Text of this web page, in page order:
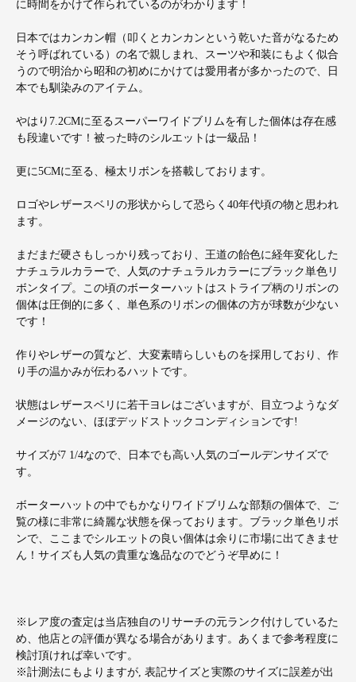
に時間をかけて作られているのがわかります！
日本ではカンカン帽（叩くとカンカンという乾いた音がなるため
そう呼ばれている）の名で親しまれ、スーツや和装にもよく似合
うので明治から昭和の初めにかけては愛用者が多かったので、日
本でも馴染みのアイテム。
やはり7.2CMに至るスーパーワイドブリムを有した個体は存在感
も段違いです！被った時のシルエットは一級品！
更に5CMに至る、極太リボンを搭載しております。
ロゴやレザースベリの形状からして恐らく40年代頃の物と思われ
ます。
まだまだ硬さもしっかり残っており、王道の飴色に経年変化した
ナチュラルカラーで、人気のナチュラルカラーにブラック単色リ
ボンタイプ。この頃のボーターハットはストライプ柄のリボンの
個体は圧倒的に多く、単色系のリボンの個体の方が球数が少ない
です！
作りやレザーの質など、大変素晴らしいものを採用しており、作
り手の温かみが伝わるハットです。
状態はレザースベリに若干ヨレはございますが、目立つようなダ
メージのない、ほぼデッドストックコンディションです!
サイズが7 1/4なので、日本でも高い人気のゴールデンサイズで
す。
ボーターハットの中でもかなりワイドブリムな部類の個体で、ご
覧の様に非常に綺麗な状態を保っております。ブラック単色リボ
ンで、ここまでシルエットの良い個体は余りに市場に出てきませ
ん！サイズも人気の貴重な逸品なのでどうぞ早めに！
※レア度の査定は当店独自のリサーチの元ランク付けしているた
め、他店との評価が異なる場合があります。あくまで参考程度に
検討頂ければ幸いです。
※計測法にもよりますが, 表記サイズと実際のサイズに誤差が出